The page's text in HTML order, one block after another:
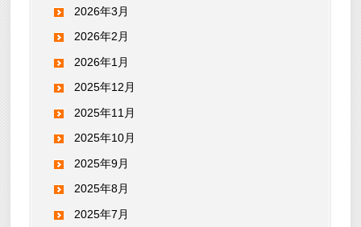
2026年3月
2026年2月
2026年1月
2025年12月
2025年11月
2025年10月
2025年9月
2025年8月
2025年7月